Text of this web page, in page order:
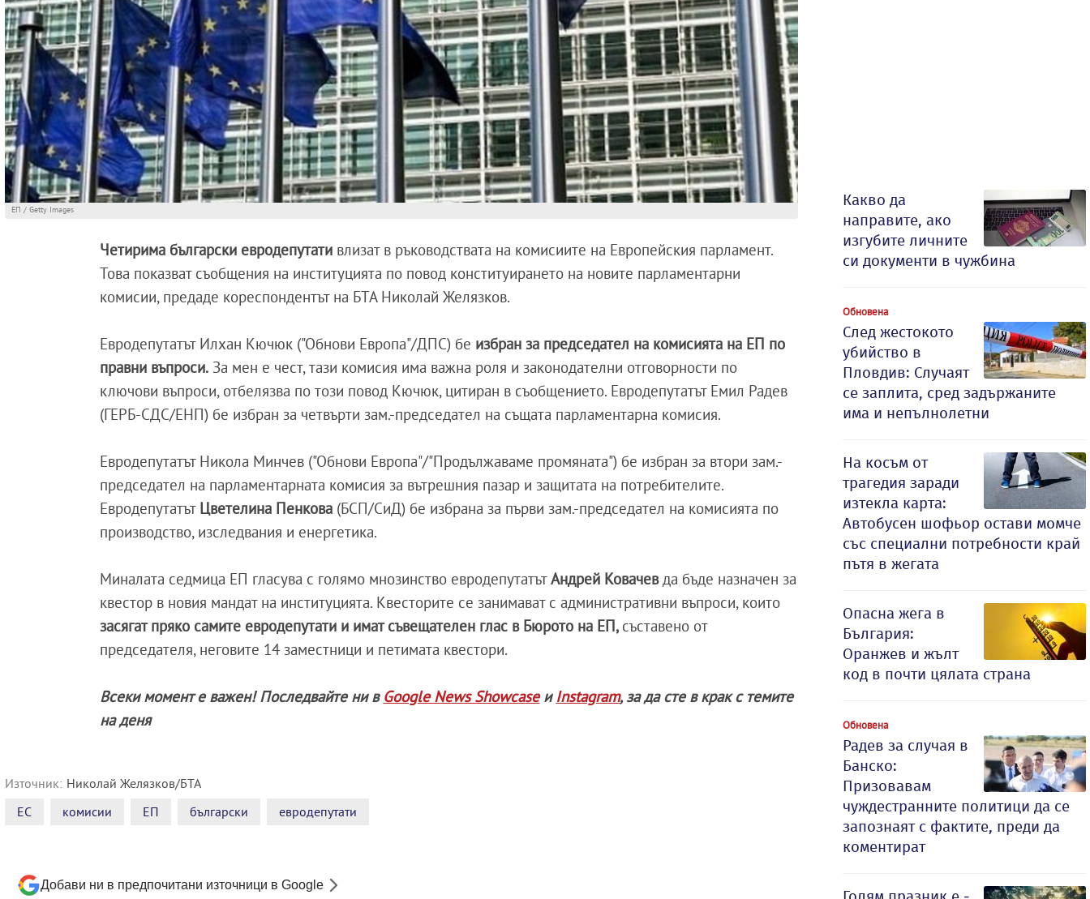
ЕП / Getty Images
Четирима български евродепутати влизат в ръководствата на комисиите на Европейския парламент.
Това показват съобщения на институцията по повод конституирането на новите парламентарни
комисии, предаде кореспондентът на БТА Николай Желязков.
Евродепутатът Илхан Кючюк ("Обнови Европа"/ДПС) бе избран за председател на комисията на ЕП по
правни въпроси. За мен е чест, тази комисия има важна роля и законодателни отговорности по
ключови въпроси, отбелязва по този повод Кючюк, цитиран в съобщението. Евродепутатът Емил Радев
(ГЕРБ-СДС/ЕНП) бе избран за четвърти зам.-председател на същата парламентарна комисия.
Евродепутатът Никола Минчев ("Обнови Европа"/"Продължаваме промяната") бе избран за втори зам.-
председател на парламентарната комисия за вътрешния пазар и защитата на потребителите.
Евродепутатът Цветелина Пенкова (БСП/СиД) бе избрана за първи зам.-председател на комисията по
производство, изследвания и енергетика.
Миналата седмица ЕП гласува с голямо мнозинство евродепутатътАндрей Ковачевда бъде назначен за
квестор в новия мандат на институцията. Квесторите се занимават с административни въпроси, които
засягат пряко самите евродепутати и имат съвещателен глас в Бюрото на ЕП, съставено от
председателя, неговите 14 заместници и петимата квестори.
Всеки момент е важен! Последвайте ни в Google News Showcaseи Instagram, за да сте в крак с темите
на деня
Източник: Николай Желязков/БТА
ЕС
комисии ЕП български евродепутати
Добави ни в предпочитани източници в Google
Какво да
направите, ако
изгубите личните
си документи в чужбина
Обновена
След жестокото
убийство в
Пловдив: Случаят
се заплита, сред задържаните
има и непълнолетни
На косъм от
трагедия заради
изтекла карта:
Автобусен шофьор остави момче
със специални потребности край
пътя в жегата
Опасна жега в
България:
Оранжев и жълт
код в почти цялата страна
Обновена
Радев за случая в
Банско:
Призовавам
чуждестранните политици да се
запознаят с фактите, преди да
коментират